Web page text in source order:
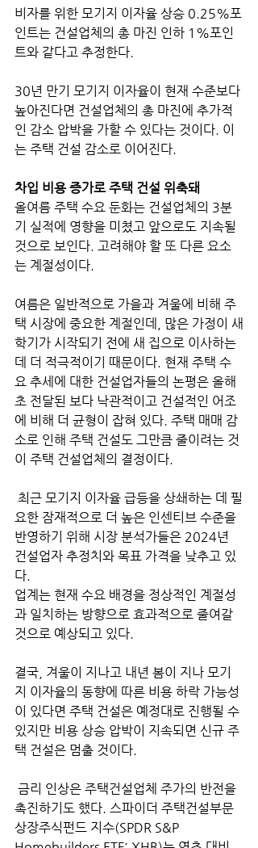
비자를 위한 모기지 이자율 상승 0.25%포
인트는 건설업체의 총 마진 인하 1%포인
트와 같다고 추정한다.
30년 만기 모기지 이자율이 현재 수준보다
높아진다면 건설업체의 총 마진에 추가적
인 감소 압박을 가할 수 있다는 것이다. 이
는 주택 건설 감소로 이어진다.
차입 비용 증가로 주택 건설 위축돼
올여름 주택 수요 둔화는 건설업체의 3분
기 실적에 영향을 미쳤고 앞으로도 지속될
것으로 보인다. 고려해야 할 또 다른 요소
는 계절성이다.
여름은 일반적으로 가을과 겨울에 비해 주
택 시장에 중요한 계절인데, 많은 가정이 새
학기가 시작되기 전에 새 집으로 이사하는
데 더 적극적이기 때문이다. 현재 주택 수
요 추세에 대한 건설업자들의 논평은 올해
초 전달된 보다 낙관적이고 건설적인 어조
에 비해 더 균형이 잡혀 있다. 주택 매매 감
소로 인해 주택 건설도 그만큼 줄이려는 것
이 주택 건설업체의 결정이다.
요한 잠재적으로 더 높은 인센티브 수준을
반영하기 위해 시장 분석가들은 2024년
건설업자 추정치와 목표 가격을 낮추고 있
다.
업계는 현재 수요 배경을 정상적인 계절성
과 일치하는 방향으로 효과적으로 줄여갈
것으로 예상되고 있다.
결국, 겨울이 지나고 내년 봄이 지나 모기
지 이자율의 동향에 따른 비용 하락 가능성
이 있다면 주택 건설은 예정대로 진행될 수
있지만 비용 상승 압박이 지속되면 신규 주
택 건설은 멈출 것이다.
촉진하기도 했다. 스파이더 주택건설부문
상장주식펀드 지수(SPDR S&P